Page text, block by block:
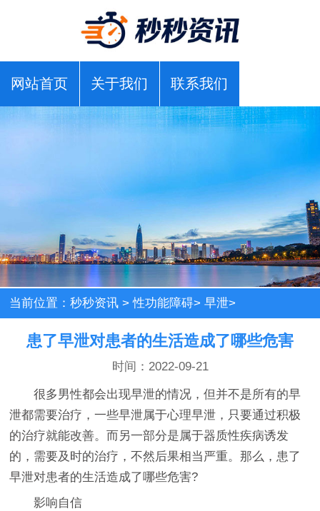
网站首页 关于我们 联系我们
当前位置：秒秒资讯 >性功能障碍>早泄>
患了早泄对患者的生活造成了哪些危害
时间：2022-09-21
很多男性都会出现早泄的情况，但并不是所有的早
泄都需要治疗，一些早泄属于心理早泄，只要通过积极
的治疗就能改善。而另一部分是属于器质性疾病诱发
的，需要及时的治疗，不然后果相当严重。那么，患了
早泄对患者的生活造成了哪些危害?
影响自信